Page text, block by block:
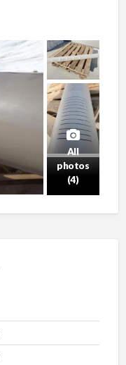
All
photos
(4)